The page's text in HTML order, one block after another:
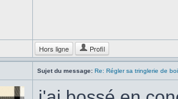
Hors ligne Profil
Sujet du message: Re: Régler sa tringlerie de